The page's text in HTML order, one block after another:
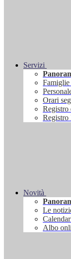
Servizi
Famiglie
Orari
Registro
Registro
Novità
Le
Albo